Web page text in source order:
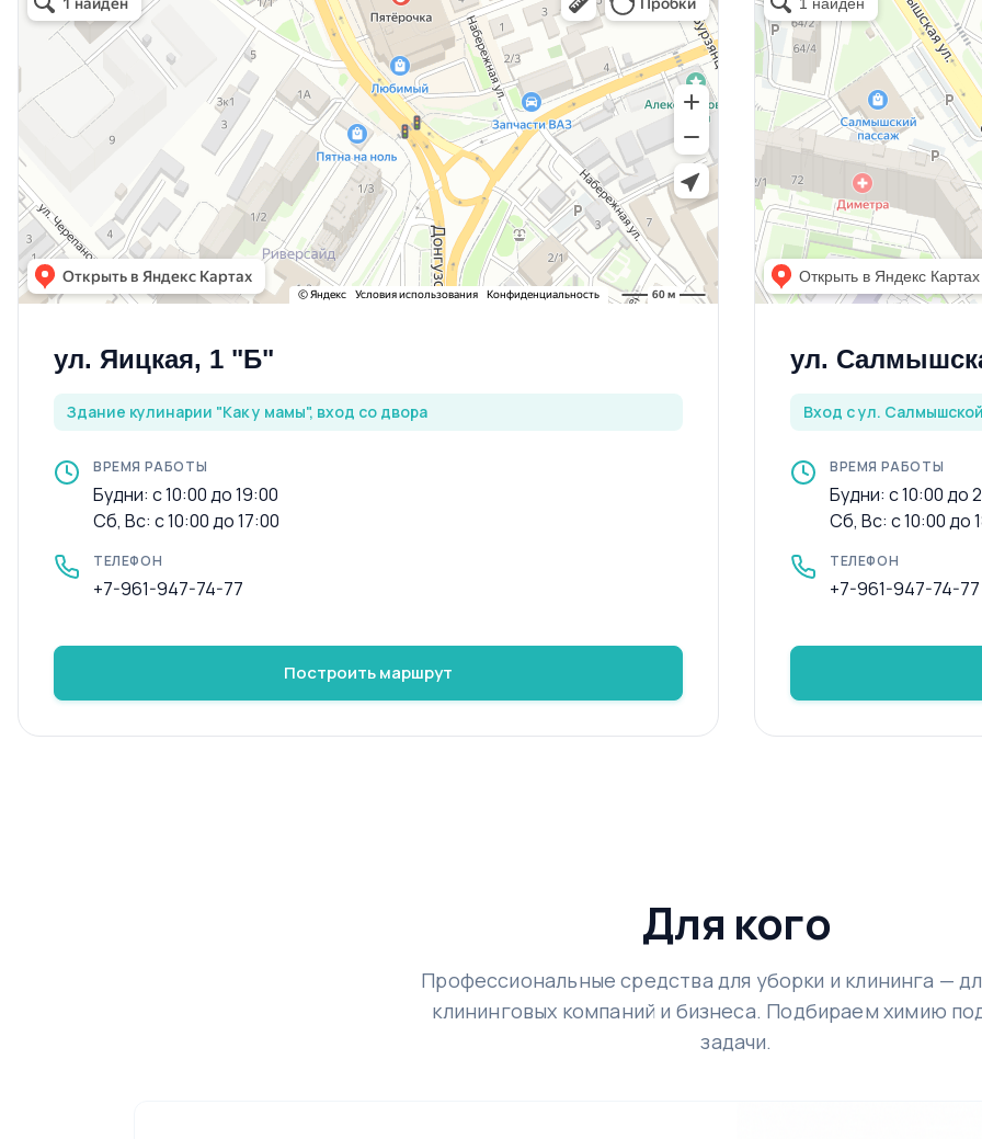
ул. Яицкая, 1 "Б"
Здание кулинарии "Как у мамы", вход со двора
ВРЕМЯ РАБОТЫ
Будни: с 10:00 до 19:00
Сб, Вс: с 10:00 до 17:00
ТЕЛЕФОН
+7-961-947-74-77
Построить маршрут
ул.
Вход с ул.
ВРЕМЯ РАБОТЫ
Будни: с 10:00 до
Сб, Вс: с 10:00 до
ТЕЛЕФОН
+7-961-947-74-77
Для кого
Профессиональные средства для уборки и клининга —
клининговых компаний и бизнеса. Подбираем химию
задачи.